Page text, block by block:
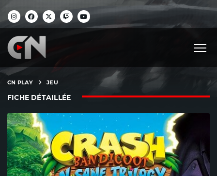
CN PLAY JEU
FICHE DÉTAILLÉE